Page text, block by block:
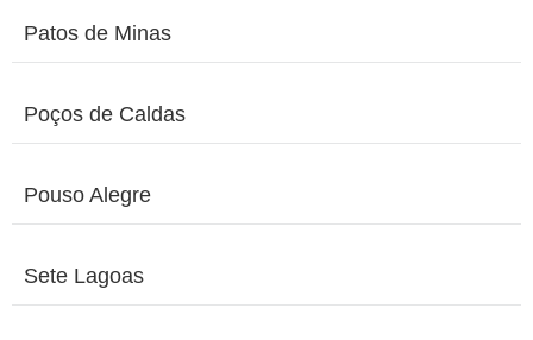
Patos de Minas
Poços de Caldas
Pouso Alegre
Sete Lagoas